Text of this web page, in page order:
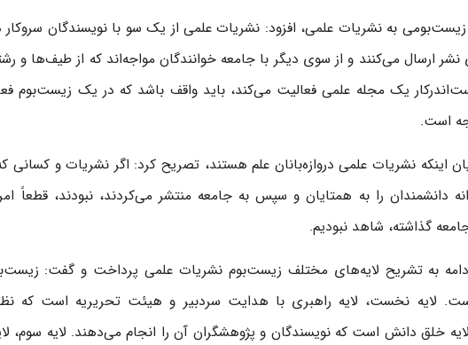
زیست‌بومی به نشریات علمی، افزود: نشریات علمی از یک سو با نویسندگان سروکار
نشر ارسال می‌کنند و از سوی دیگر با جامعه خوانندگان مواجه‌اند که از طیف‌ها
یک مجله علمی فعالیت می‌کند، باید واقف باشد که در یک زیست‌بوم
است.
اینکه نشریات علمی دروازه‌بانان علم هستند، تصریح کرد: اگر نشریات و کسانی که
دانشمندان را به همتایان و سپس به جامعه منتشر می‌کردند، نبودند، قطعاً
گذاشته، شاهد نبودیم.
به تشریح لایه‌های مختلف زیست‌بوم نشریات علمی پرداخت و گفت:
لایه نخست، لایه راهبری با هدایت سردبیر و هیئت تحریریه است که
خلق دانش است که نویسندگان و پژوهشگران آن را انجام می‌دهند. لایه